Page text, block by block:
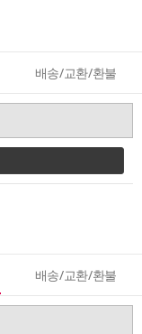
배송/교환/환불
배송/교환/환불